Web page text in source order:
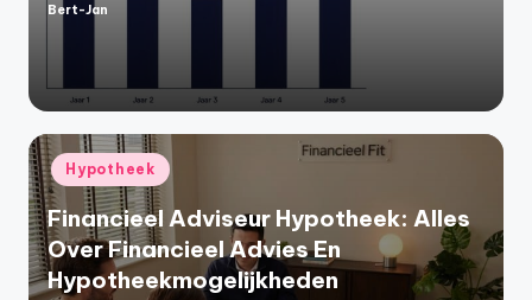
Geplaatst
Bert-Jan
Geplaatst
in
Hypotheek
Financieel Adviseur Hypotheek: Alles
Over Financieel Advies En
Hypotheekmogelijkheden